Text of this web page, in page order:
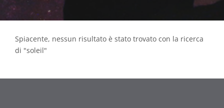
Spiacente, nessun risultato è stato trovato con la ricerca
di "soleil"